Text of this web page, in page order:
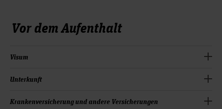
Vor dem Aufenthalt
Visum
EU Bürger*innen benötigen kein Visum und keine
können. Internationale Gastlehrende oder
Unterkunft
Wir unterstützen Sie bei der Suche nach einer Unterkunft in
Krankenversicherung und andere Versicherungen